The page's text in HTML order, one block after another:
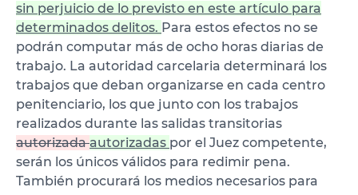
sin perjuicio de lo previsto en este artículo para
determinados delitos. Para estos efectos no se
podrán computar más de ocho horas diarias de
trabajo. La autoridad carcelaria determinará los
trabajos que deban organizarse en cada centro
penitenciario, los que junto con los trabajos
realizados durante las salidas transitorias
autorizadaautorizadas por el Juez competente,
serán los únicos válidos para redimir pena.
También procurará los medios necesarios para